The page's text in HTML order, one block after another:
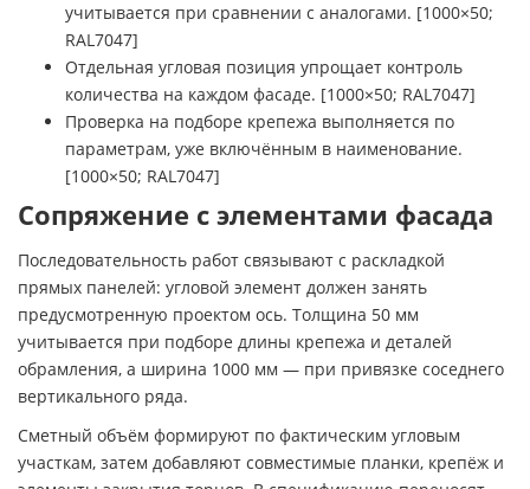
учитывается при сравнении с аналогами. [1000×50;
RAL7047]
Отдельная угловая позиция упрощает контроль
количества на каждом фасаде. [1000×50; RAL7047]
Проверка на подборе крепежа выполняется по
параметрам, уже включённым в наименование.
[1000×50; RAL7047]
Сопряжение с элементами фасада
Последовательность работ связывают с раскладкой
прямых панелей: угловой элемент должен занять
предусмотренную проектом ось. Толщина 50 мм
учитывается при подборе длины крепежа и деталей
обрамления, а ширина 1000 мм — при привязке соседнего
вертикального ряда.
Сметный объём формируют по фактическим угловым
участкам, затем добавляют совместимые планки, крепёж и